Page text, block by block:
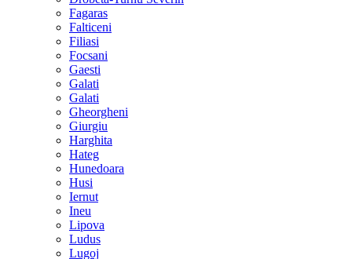
Fagaras
Falticeni
Filiasi
Focsani
Gaesti
Galati
Galati
Gheorgheni
Giurgiu
Harghita
Hateg
Hunedoara
Husi
Iernut
Ineu
Lipova
Ludus
Lugoj